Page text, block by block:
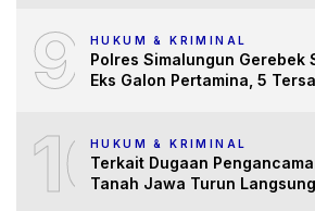
9 HUKUM & KRIMINAL
Polres Simalungun Gerebek
Eks Galon Pertamina, 5
10HUKUM & KRIMINAL
Terkait Dugaan
Tanah Jawa Turun